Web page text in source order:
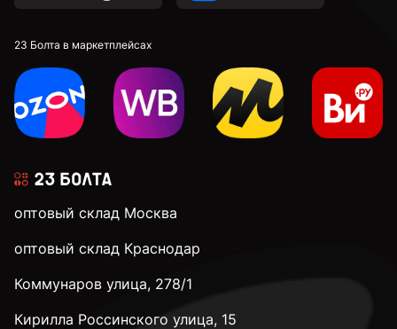
23 Болта в маркетплейсах
оптовый склад Москва
оптовый склад Краснодар
Коммунаров улица, 278/1
Кирилла Россинского улица, 15